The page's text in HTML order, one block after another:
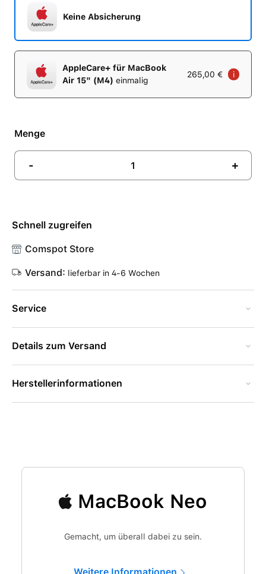
Keine Absicherung
AppleCare+ für MacBook
Air 15" (M4) einmalig
265,00 € i
Menge
- +
Schnell zugreifen
Comspot Store
Versand: lieferbar in 4-6 Wochen
Service
Details zum Versand
Herstellerinformationen
MacBook Neo
Gemacht, um überall dabei zu sein.